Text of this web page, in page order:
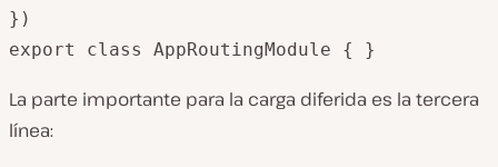
})
La parte importante para la carga diferida es la tercera
línea: